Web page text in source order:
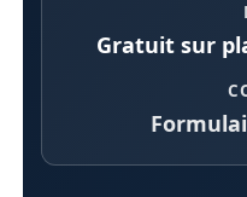
Gratuit sur